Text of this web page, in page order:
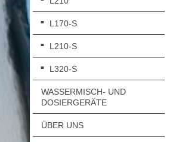
L170-S
L210-S
L320-S
WASSERMISCH- UND
DOSIERGERÄTE
ÜBER UNS